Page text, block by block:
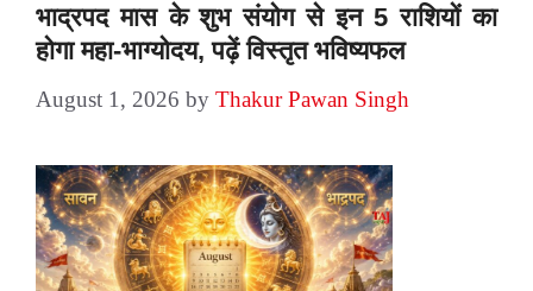
भाद्रपद मास के शुभ संयोग से इन 5 राशियों का
होगा महा-भाग्योदय, पढ़ें विस्तृत भविष्यफल
August 1, 2026 by Thakur Pawan Singh